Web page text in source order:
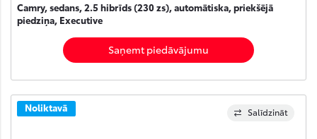
Camry, sedans, 2.5 hibrīds (230 zs), automātiska, priekšējā
piedziņa, Executive
Saņemt piedāvājumu
Salīdzināt
Noliktavā